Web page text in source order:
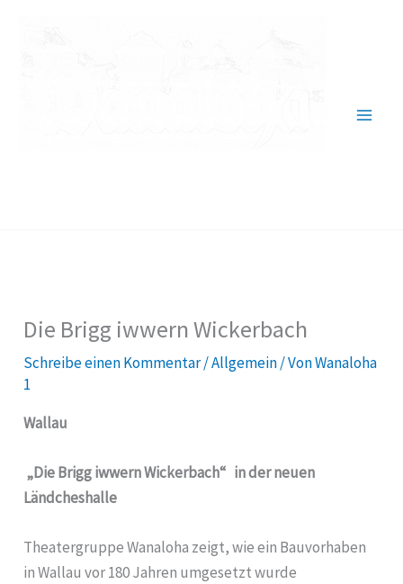
Die Brigg iwwern Wickerbach
Schreibe einen Kommentar/Allgemein/ VonWanaloha
1
Wallau
„Die Brigg iwwern Wickerbach“ in der neuen
Ländcheshalle
Theatergruppe Wanaloha zeigt, wie ein Bauvorhaben
in Wallau vor 180 Jahren umgesetzt wurde